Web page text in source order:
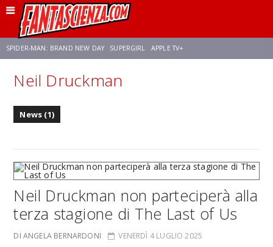
SPIDER-MAN: BRAND NEW DAY SUPERGIRL APPLE TV+
FRANCO RICCIARDIELLO ZENDAYA
Neil Druckman
News (1)
Neil Druckman non parteciperà alla
terza stagione di The Last of Us
DI ANGELA BERNARDONI VENERDÌ 4 LUGLIO 2025